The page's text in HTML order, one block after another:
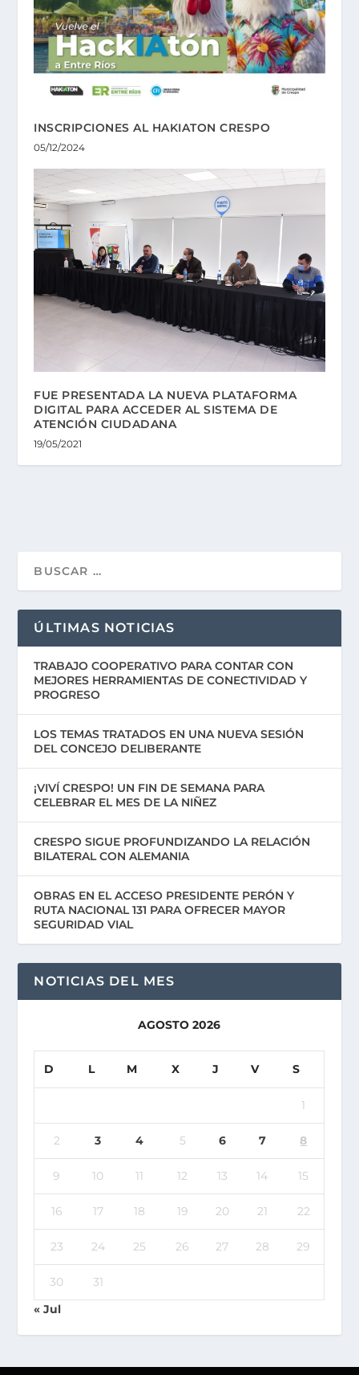
INSCRIPCIONES AL HAKIATON CRESPO
05/12/2024
FUE PRESENTADA LA NUEVA PLATAFORMA
DIGITAL PARA ACCEDER AL SISTEMA DE
ATENCIÓN CIUDADANA
19/05/2021
ÚLTIMAS NOTICIAS
TRABAJO COOPERATIVO PARA CONTAR CON
MEJORES HERRAMIENTAS DE CONECTIVIDAD Y
PROGRESO
LOS TEMAS TRATADOS EN UNA NUEVA SESIÓN
DEL CONCEJO DELIBERANTE
¡VIVÍ CRESPO! UN FIN DE SEMANA PARA
CELEBRAR EL MES DE LA NIÑEZ
CRESPO SIGUE PROFUNDIZANDO LA RELACIÓN
BILATERAL CON ALEMANIA
OBRAS EN EL ACCESO PRESIDENTE PERÓN Y
RUTA NACIONAL 131 PARA OFRECER MAYOR
SEGURIDAD VIAL
NOTICIAS DEL MES
AGOSTO 2026
D L M X J V S
1
2 3 4 5 6 7 8
9 10 11 12 13 14 15
16 17 18 19 20 21 22
23 24 25 26 27 28 29
30
31
« Jul